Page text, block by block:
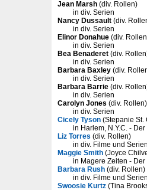
Jean Marsh (div. Rollen)
in div. Serien
Nancy Dussault (div.
in div. Serien
Elinor Donahue (div.
in div. Serien
Bea Benaderet (div.
in div. Serien
Barbara Baxley (div.
in div. Serien
Barbara Barrie (div.
in div. Serien
Carolyn Jones (div. Rollen)
in div. Serien
Cicely Tyson (Stepanie St.
in Harlem, N.Y.C. -
Liz Torres (div. Rollen)
in div. Filme und Serien
Maggie Smith (Joyce
in Magere Zeiten -
Barbara Rush (div. Rollen)
in div. Filme und Serien
Swoosie Kurtz (Tina